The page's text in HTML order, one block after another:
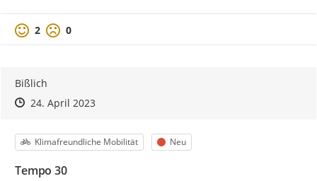
Positive Bewertung
2 Negative Bewertung
0
Bißlich
Zeitpunkt des Erstellens
Zeitpunkt des Erstellens
24. April 2023Zur Äußerung
Kategorie
Klimafreundliche Mobilität Status
Neu
Tempo 30